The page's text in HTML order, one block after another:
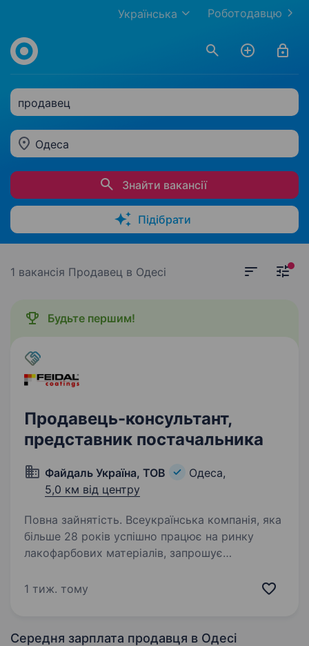
Роботодавцю
Українська
продавец
Одеса
Знайти вакансії
Підібрати
1 вакансія Продавец в Одесі
Будьте першим!
Продавець-консультант,
представник постачальника
Файдаль Україна, ТОВ
Одеса,
5,0 км від центру
Повна зайнятість. Всеукраїнська компанія, яка
більше 28 років успішно працює на ринку
лакофарбових матеріалів, запрошує
постачальника в будівельний гіпермаркет для
1 тиж. тому
Середня зарплата продавця в Одесі